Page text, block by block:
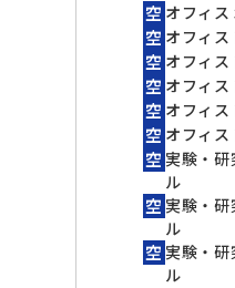
オフィ
オフィ
オフィ
オフィ
オフィ
オフィ
実験・研
ル
実験・研
ル
実験・研
ル